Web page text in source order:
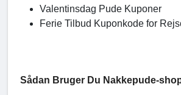
Valentinsdag Pude Kuponer
Ferie Tilbud Kuponkode for
Sådan Bruger Du Nakkepude-